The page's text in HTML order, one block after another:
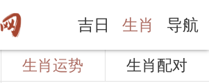
吉日 生肖 导航
生肖运势
生肖配对